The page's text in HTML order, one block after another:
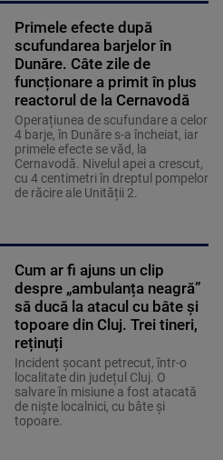
Primele efecte după
scufundarea barjelor în
Dunăre. Câte zile de
funcționare a primit în plus
reactorul de la Cernavodă
Operațiunea de scufundare a celor
4 barje, în Dunăre s-a încheiat, iar
primele efecte se văd, la
Cernavodă. Nivelul apei a crescut,
cu 4 centimetri în dreptul pompelor
de răcire ale Unității 2.
Cum ar fi ajuns un clip
despre „ambulanța neagră”
să ducă la atacul cu bâte și
topoare din Cluj. Trei tineri,
reținuți
Incident șocant petrecut, într-o
localitate din județul Cluj. O
salvare în misiune a fost atacată
de niște localnici, cu bâte și
topoare.